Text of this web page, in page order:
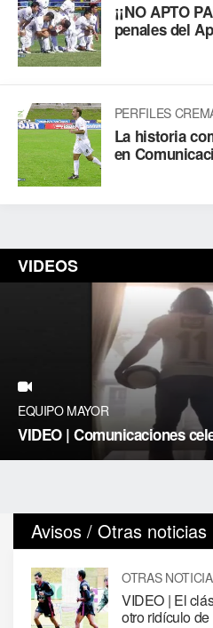
¡¡NO APTO
penales del
PERFILES
La historia
en
VIDEOS
EQUIPO MAYOR
VIDEO | Comunicaciones
Avisos / Otras noticias
OTRAS
VIDEO | El
otro ridículo